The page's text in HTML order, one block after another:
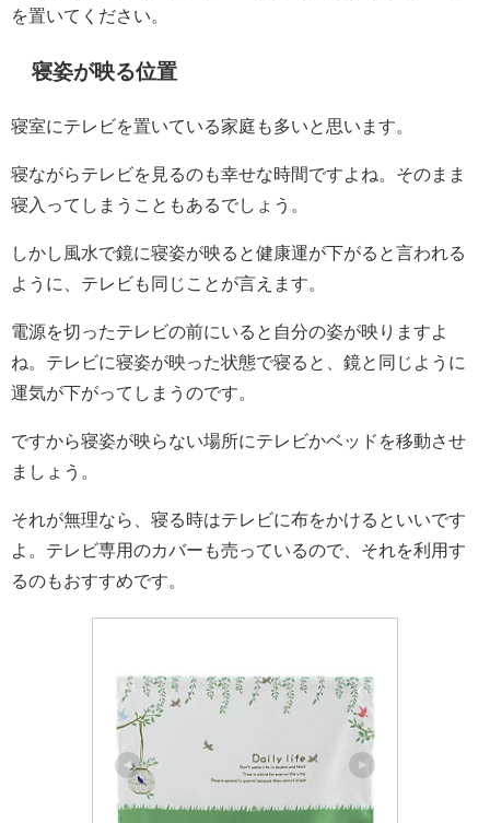
を置いてください。
寝姿が映る位置
寝室にテレビを置いている家庭も多いと思います。
寝ながらテレビを見るのも幸せな時間ですよね。そのまま
寝入ってしまうこともあるでしょう。
しかし風水で鏡に寝姿が映ると健康運が下がると言われる
ように、テレビも同じことが言えます。
電源を切ったテレビの前にいると自分の姿が映りますよ
ね。テレビに寝姿が映った状態で寝ると、鏡と同じように
運気が下がってしまうのです。
ですから寝姿が映らない場所にテレビかベッドを移動させ
ましょう。
それが無理なら、寝る時はテレビに布をかけるといいです
よ。テレビ専用のカバーも売っているので、それを利用す
るのもおすすめです。